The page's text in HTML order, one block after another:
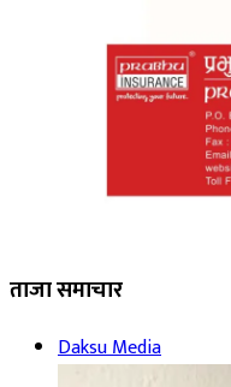
ताजा समाचार
Daksu Media